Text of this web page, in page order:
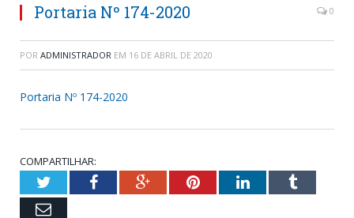
Portaria Nº 174-2020 0
POR ADMINISTRADOR EM 16 DE ABRIL DE 2020
Portaria Nº 174-2020
COMPARTILHAR:
TwitterFacebookGoogle+PinterestLinkedInTumblr
Email